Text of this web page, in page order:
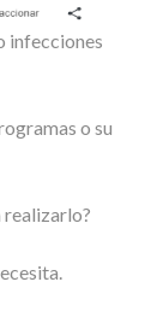
infecciones
o su
realizarlo?